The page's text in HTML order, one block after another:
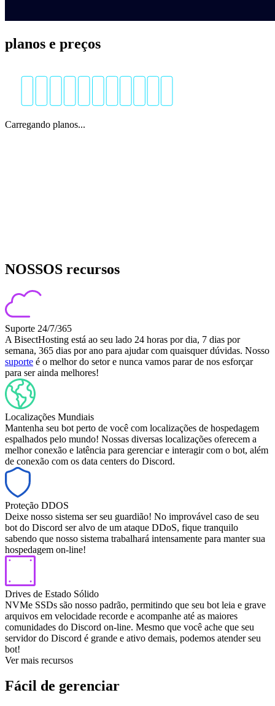
planos e preços
Carregando planos...
NOSSOS recursos
Suporte 24/7/365
A BisectHosting está ao seu lado 24 horas por dia, 7 dias por
semana, 365 dias por ano para ajudar com quaisquer dúvidas. Nosso
suporte é o melhor do setor e nunca vamos parar de nos esforçar
para ser ainda melhores!
Localizações Mundiais
Mantenha seu bot perto de você com localizações de hospedagem
espalhados pelo mundo! Nossas diversas localizações oferecem a
melhor conexão e latência para gerenciar e interagir com o bot, além
de conexão com os data centers do Discord.
Proteção DDOS
Deixe nosso sistema ser seu guardião! No improvável caso de seu
bot do Discord ser alvo de um ataque DDoS, fique tranquilo
sabendo que nosso sistema trabalhará intensamente para manter sua
hospedagem on-line!
Drives de Estado Sólido
NVMe SSDs são nosso padrão, permitindo que seu bot leia e grave
arquivos em velocidade recorde e acompanhe até as maiores
comunidades do Discord on-line. Mesmo que você ache que seu
servidor do Discord é grande e ativo demais, podemos atender seu
bot!
Ver mais recursos
Fácil de gerenciar